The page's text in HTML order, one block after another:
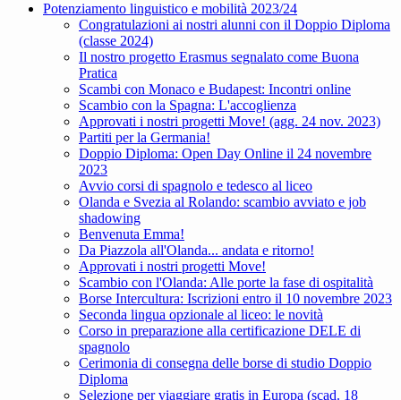
Potenziamento linguistico e mobilità 2023/24
Congratulazioni ai nostri alunni con il Doppio Diploma
(classe 2024)
Il nostro progetto Erasmus segnalato come Buona
Pratica
Scambi con Monaco e Budapest: Incontri online
Scambio con la Spagna: L'accoglienza
Approvati i nostri progetti Move! (agg. 24 nov. 2023)
Partiti per la Germania!
Doppio Diploma: Open Day Online il 24 novembre
2023
Avvio corsi di spagnolo e tedesco al liceo
Olanda e Svezia al Rolando: scambio avviato e job
shadowing
Benvenuta Emma!
Da Piazzola all'Olanda... andata e ritorno!
Approvati i nostri progetti Move!
Scambio con l'Olanda: Alle porte la fase di ospitalità
Borse Intercultura: Iscrizioni entro il 10 novembre 2023
Seconda lingua opzionale al liceo: le novità
Corso in preparazione alla certificazione DELE di
spagnolo
Cerimonia di consegna delle borse di studio Doppio
Diploma
Selezione per viaggiare gratis in Europa (scad. 18